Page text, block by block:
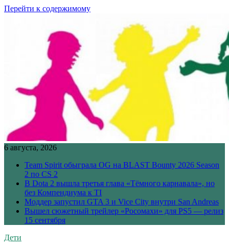
Перейти к содержимому
6 августа, 2026
Team Spirit обыграла OG на BLAST Bounty 2026 Season
2 по CS 2
В Dota 2 вышла третья глава «Тёмного карнавала», но
без Компендиума к TI
Моддер запустил GTA 3 и Vice City внутри San Andreas
Вышел сюжетный трейлер «Росомахи» для PS5 — релиз
15 сентября
Дети